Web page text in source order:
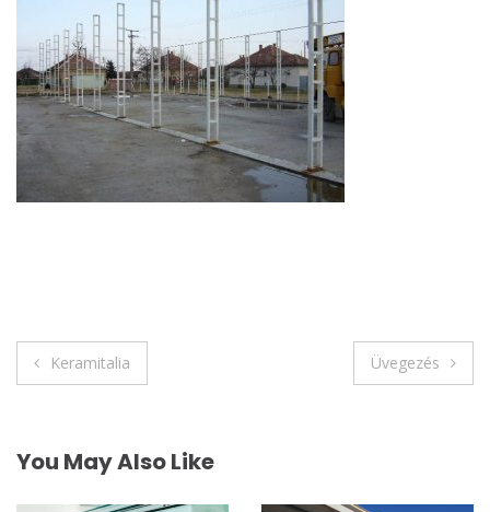
Bejegyzés
Keramitalia Üvegezés
You May Also Like